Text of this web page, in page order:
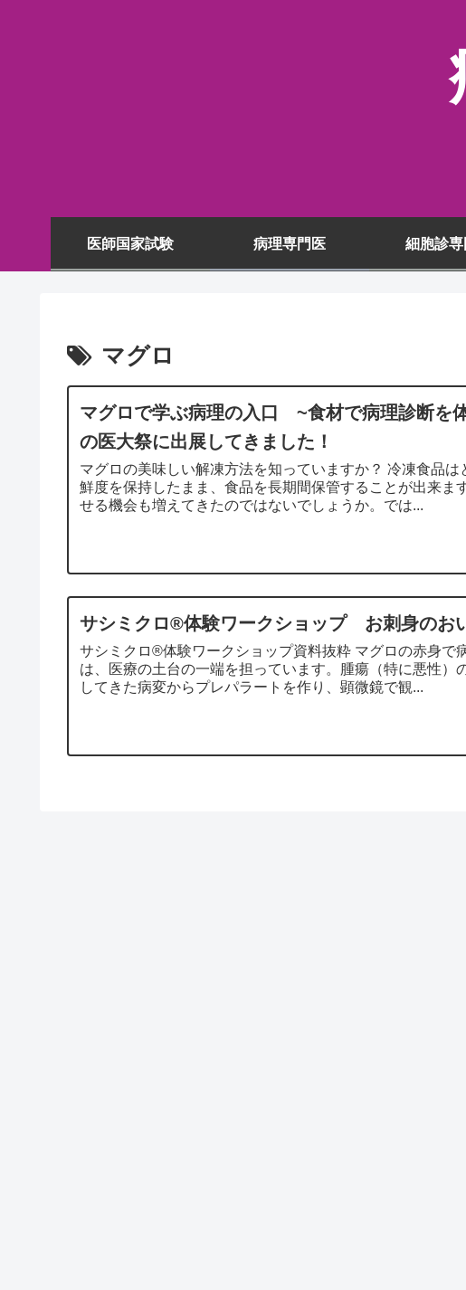
医師国家試験 病理専門医 細胞診
マグロ
マグロで学ぶ病理の入口 ~食材で病理診断を
の医大祭に出展してきました！
マグロの美味しい解凍方法を知っていますか？ 冷凍食品
鮮度を保持したまま、食品を長期間保管することが出来
せる機会も増えてきたのではないでしょうか。では...
サシミクロ®体験ワークショップ お刺身のお
サシミクロ®体験ワークショップ資料抜粋 マグロの赤身で
は、医療の土台の一端を担っています。腫瘍（特に悪性）
してきた病変からプレパラートを作り、顕微鏡で観...